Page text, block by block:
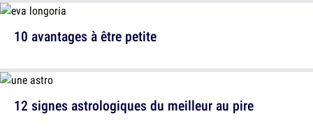
10 avantages à être petite
12 signes astrologiques du meilleur au pire